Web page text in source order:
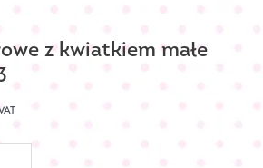
z kwiatkiem małe